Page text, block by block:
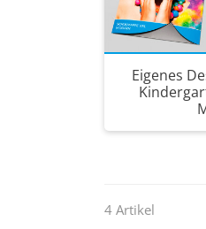
Eigenes
4 Artikel